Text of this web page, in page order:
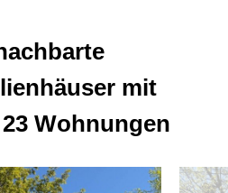
mit
Wohnungen